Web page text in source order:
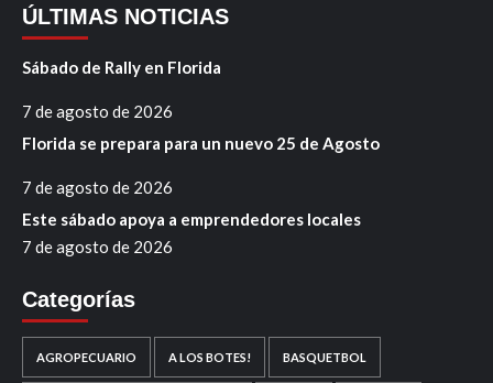
ÚLTIMAS NOTICIAS
Sábado de Rally en Florida
7 de agosto de 2026
Florida se prepara para un nuevo 25 de Agosto
7 de agosto de 2026
Este sábado apoya a emprendedores locales
7 de agosto de 2026
Categorías
AGROPECUARIO A LOS BOTES! BASQUETBOL